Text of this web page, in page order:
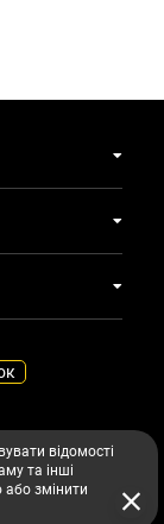
догляд з AI
відомості
та інші
змінити